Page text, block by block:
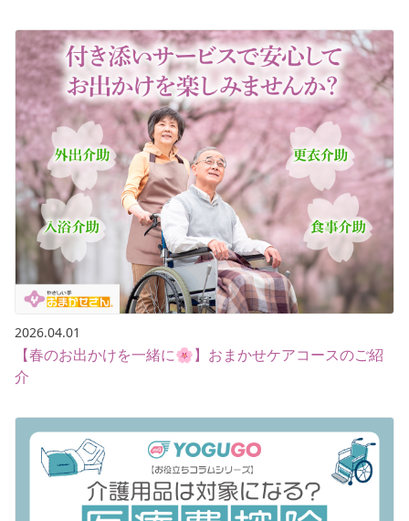
2026.04.01
【春のお出かけを一緒に🌸】おまかせケアコースのご紹
介